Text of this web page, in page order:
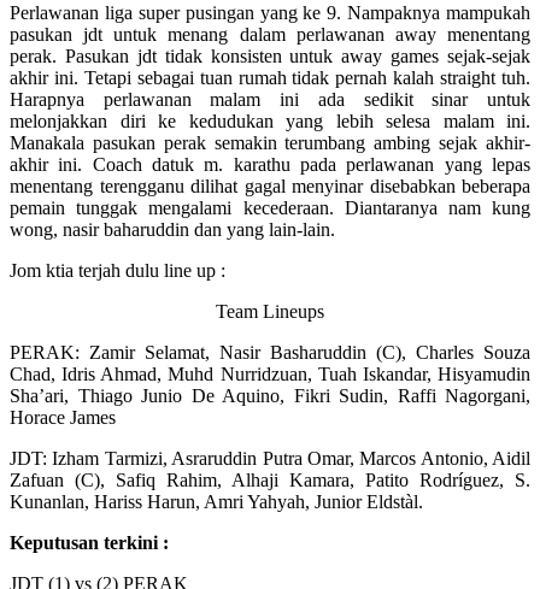
Perlawanan liga super pusingan yang ke 9. Nampaknya mampukah
pasukan jdt untuk menang dalam perlawanan away menentang
perak. Pasukan jdt tidak konsisten untuk away games sejak-sejak
akhir ini. Tetapi sebagai tuan rumah tidak pernah kalah straight tuh.
Harapnya perlawanan malam ini ada sedikit sinar untuk
melonjakkan diri ke kedudukan yang lebih selesa malam ini.
Manakala pasukan perak semakin terumbang ambing sejak akhir-
akhir ini. Coach datuk m. karathu pada perlawanan yang lepas
menentang terengganu dilihat gagal menyinar disebabkan beberapa
pemain tunggak mengalami kecederaan. Diantaranya nam kung
wong, nasir baharuddin dan yang lain-lain.
Jom ktia terjah dulu line up :
Team Lineups
PERAK: Zamir Selamat, Nasir Basharuddin (C), Charles Souza
Chad, Idris Ahmad, Muhd Nurridzuan, Tuah Iskandar, Hisyamudin
Sha’ari, Thiago Junio De Aquino, Fikri Sudin, Raffi Nagorgani,
Horace James
JDT: Izham Tarmizi, Asraruddin Putra Omar, Marcos Antonio, Aidil
Zafuan (C), Safiq Rahim, Alhaji Kamara, Patito Rodríguez, S.
Kunanlan, Hariss Harun, Amri Yahyah, Junior Eldstàl.
Keputusan terkini :
JDT (1) vs (2) PERAK